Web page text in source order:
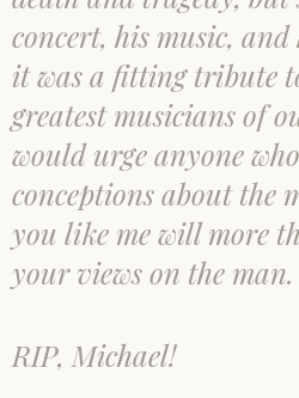
concert, his music,
it was a fitting tribute
greatest musicians of
would urge anyone
conceptions about the
you like me will more
your views on the man.
RIP, Michael!